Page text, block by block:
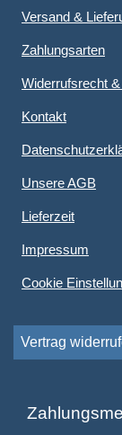
Versand &
Zahlungsarten
Widerrufsrecht
Kontakt
Unsere AGB
Lieferzeit
Impressum
Cookie
Vertrag